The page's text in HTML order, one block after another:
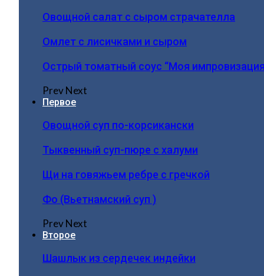
Овощной салат с сыром страчателла
Омлет с лисичками и сыром
Острый томатный соус “Моя
PrevNext
Первое
Овощной суп по-корсикански
Тыквенный суп-пюре с халуми
Щи на говяжьем ребре с гречкой
Фо (Вьетнамский суп )
PrevNext
Второе
Шашлык из сердечек индейки